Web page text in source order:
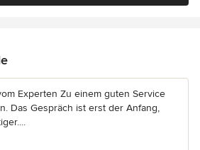
Experten Zu einem guten Service
Das Gespräch ist erst der Anfang,